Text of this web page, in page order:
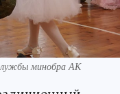
минобра АК